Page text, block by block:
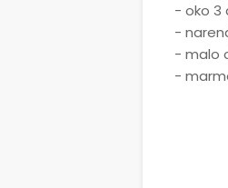
- oko 3
-
- malo
-